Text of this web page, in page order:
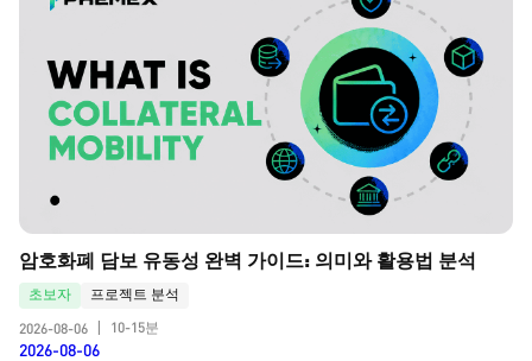
암호화폐 담보 유동성 완벽 가이드: 의미와 활용법 분석
초보자
프로젝트 분석
2026-08-06
10-15분
2026-08-06